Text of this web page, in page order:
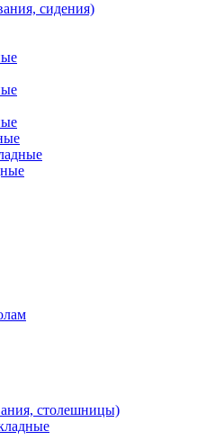
сидения)
столешницы)